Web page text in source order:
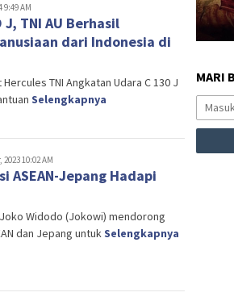
9:49 AM
TNI AU Berhasil
dari Indonesia di
TNI Angkatan Udara C 130 J
Selengkapnya
10:02 AM
ASEAN-Jepang Hadapi
Joko Widodo (Jokowi) mendorong
dan Jepang untuk Selengkapnya
MARI